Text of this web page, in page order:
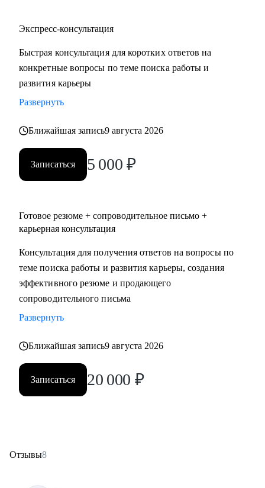
Экспресс-консультация
Быстрая консультация для коротких ответов на
конкретные вопросы по теме поиска работы и
развития карьеры
Развернуть
Ближайшая запись9 августа 2026
Записаться 5 000 ₽
Готовое резюме + сопроводительное письмо +
карьерная консультация
Консультация для получения ответов на вопросы по
теме поиска работы и развития карьеры, создания
эффективного резюме и продающего
сопроводительного письма
Развернуть
Ближайшая запись9 августа 2026
Записаться 20 000 ₽
Отзывы8